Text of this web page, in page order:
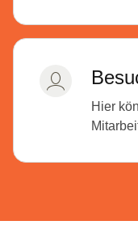
Hier